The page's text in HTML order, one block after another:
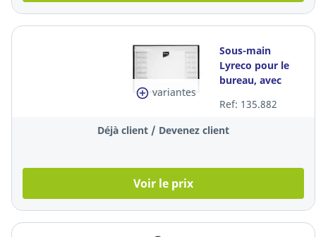
variantes
Sous-main
Lyreco pour le
bureau, avec
Ref: 135.882
Déjà client / Devenez client
Voir le prix